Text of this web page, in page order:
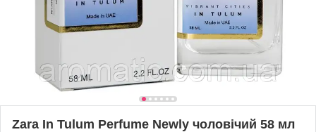
Zara In Tulum Perfume Newly чоловічий 58 мл